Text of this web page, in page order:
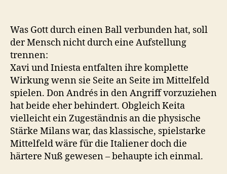
Was Gott durch einen Ball verbunden hat, soll
der Mensch nicht durch eine Aufstellung
trennen:
Xavi und Iniesta entfalten ihre komplette
Wirkung wenn sie Seite an Seite im Mittelfeld
spielen. Don Andrés in den Angriff vorzuziehen
hat beide eher behindert. Obgleich Keita
vielleicht ein Zugeständnis an die physische
Stärke Milans war, das klassische, spielstarke
Mittelfeld wäre für die Italiener doch die
härtere Nuß gewesen – behaupte ich einmal.